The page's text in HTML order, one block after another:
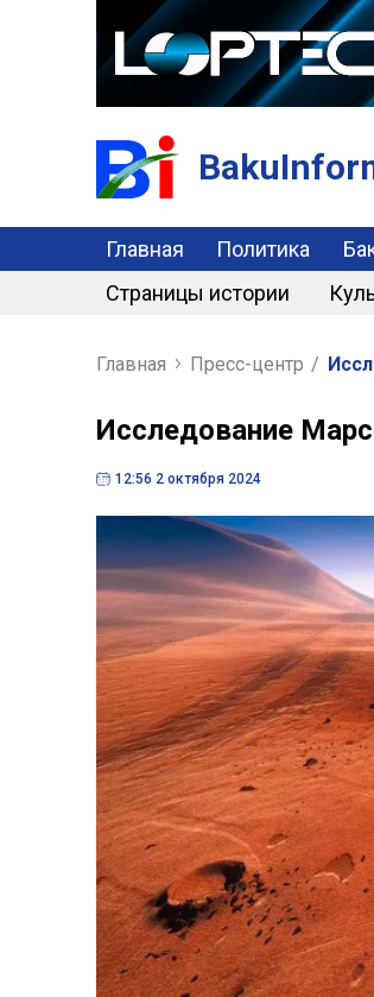
Главная Политика
Страницы истории
Главная Пресс-центр /
Исследование
12:56 2 октября 2024